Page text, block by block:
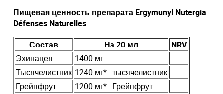
Пищевая ценность препарата Ergymunyl Nutergia
Défenses Naturelles
Состав
На 20 мл
NRV
Эхинацея
1400 мг
-
Тысячелистник 1240 мг* - тысячелистник -
Грейпфрут
1200 мг* - Грейпфрут
-